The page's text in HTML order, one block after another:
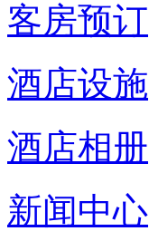
客房预订
酒店设施
酒店相册
新闻中心